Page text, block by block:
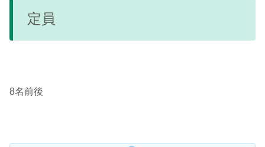
定員
8名前後